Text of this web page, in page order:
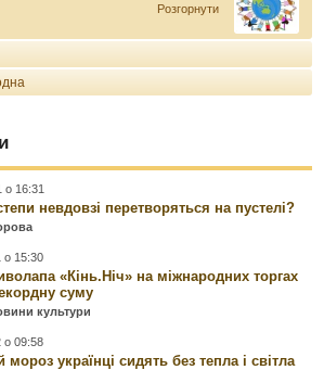
Розгорнути
о 16:31
невдовзі перетворяться на пустелі?
о 15:30
«Кінь.Ніч» на міжнародних торгах
суму
культури
о 09:58
мороз українці сидять без тепла і світла